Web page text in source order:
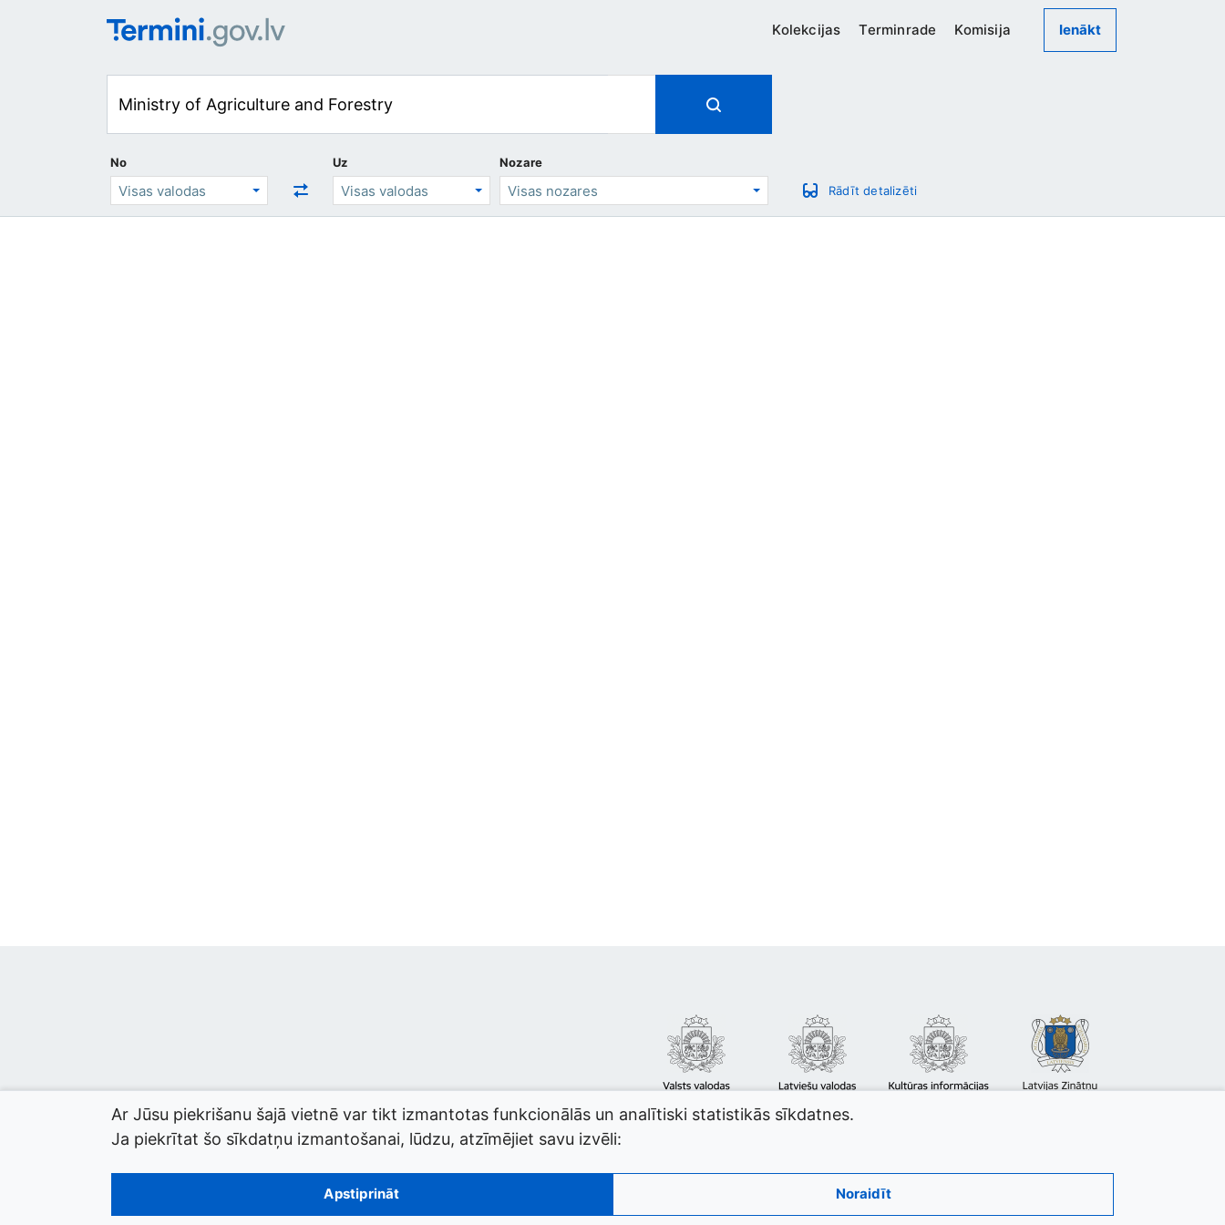
Kolekcijas Terminrade Komisija Ienākt
No Uz
Nozare
Rādīt detalizēti
© 2026 termini.gov.lv. Izstrādātājs:
Ar Jūsu piekrišanu šajā vietnē var tikt izmantotas funkcionālās un analītiski statistikās sīkdatnes.
Ja piekrītat šo sīkdatņu izmantošanai, lūdzu, atzīmējiet savu izvēli:
Apstiprināt Noraidīt